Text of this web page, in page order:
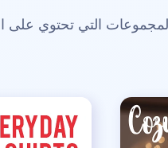
التي تحتوي على